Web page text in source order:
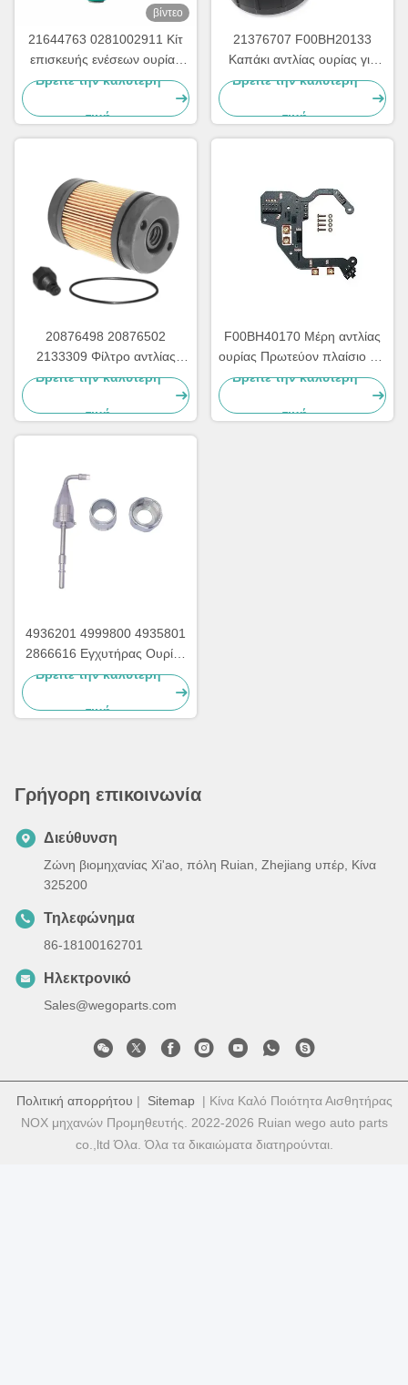
βίντεο
21644763 0281002911 Κίτ
επισκευής ενέσεων ουρίας
για φορτηγά
Βρείτε την καλύτερη
τιμή
21376707 F00BH20133
Καπάκι αντλίας ουρίας για
εξαρτήματα αντλιών
Βρείτε την καλύτερη
τιμή
20876498 20876502
2133309 Φίλτρο αντλίας
ουρίας για την επισκευή
Βρείτε την καλύτερη
τιμή
F00BH40170 Μέρη αντλίας
ουρίας Πρωτεύον πλαίσιο για
κυκλώματα αντλίας ουρίας
Βρείτε την καλύτερη
τιμή
4936201 4999800 4935801
2866616 Εγχυτήρας Ουρίας
Με Παξιμάδι Βίδας Για
Ανταλλακτικά Αντλίας Ουρίας
Cummins
Βρείτε την καλύτερη
τιμή
Γρήγορη επικοινωνία
Διεύθυνση
Ζώνη βιομηχανίας Xi'ao, πόλη Ruian, Zhejiang υπέρ, Κίνα
325200
Τηλεφώνημα
86-18100162701
Ηλεκτρονικό
Sales@wegoparts.com
Πολιτική απορρήτου | Sitemap| Κίνα Καλό Ποιότητα Αισθητήρας
NOX μηχανών Προμηθευτής. 2022-2026 Ruian wego auto parts
co.,ltd Όλα. Όλα τα δικαιώματα διατηρούνται.